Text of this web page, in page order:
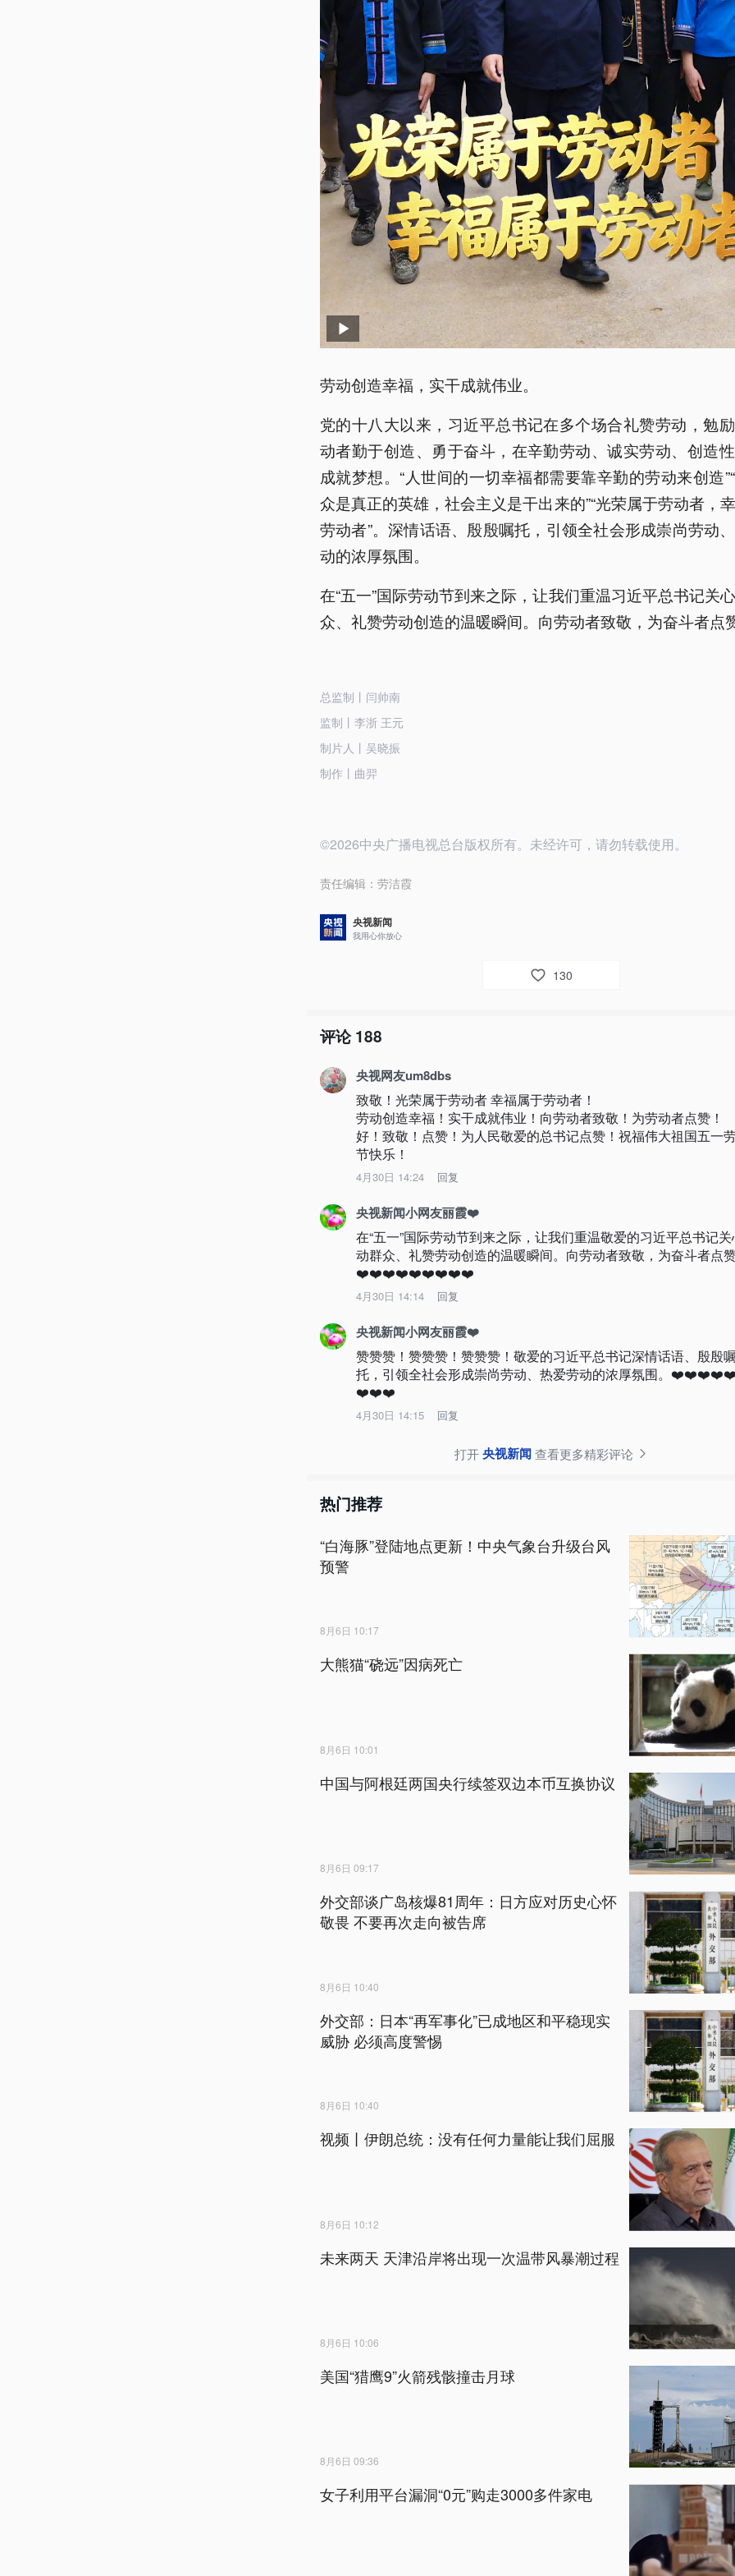
劳动创造幸福，实干成就伟业。
党的十八大以来，习近平总书记在多个场合礼赞劳动，勉
动者勤于创造、勇于奋斗，在辛勤劳动、诚实劳动、创造
成就梦想。“人世间的一切幸福都需要靠辛勤的劳动来创造
众是真正的英雄，社会主义是干出来的”“光荣属于劳动者，
劳动者”。深情话语、殷殷嘱托，引领全社会形成崇尚劳动
动的浓厚氛围。
在“五一”国际劳动节到来之际，让我们重温习近平总书记关
众、礼赞劳动创造的温暖瞬间。向劳动者致敬，为奋斗者点
总监制丨闫帅南
监制丨李浙 王元
制片人丨吴晓振
制作丨曲羿
©2026中央广播电视总台版权所有。未经许可，请勿转载使用。
责任编辑： 劳洁霞
央视新闻
我用心你放心
130
评论188
央视网友um8dbs
致敬！光荣属于劳动者 幸福属于劳动者！
劳动创造幸福！实干成就伟业！向劳动者致敬！为劳动者点赞！
好！致敬！点赞！为人民敬爱的总书记点赞！祝福伟大祖国五一
节快乐！
4月30日 14:24 回复
央视新闻小网友丽霞❤️
在“五一”国际劳动节到来之际，让我们重温敬爱的习近平总书记
动群众、礼赞劳动创造的温暖瞬间。向劳动者致敬，为奋斗者点
❤️❤️❤️❤️❤️❤️❤️❤️❤️
4月30日 14:14 回复
央视新闻小网友丽霞❤️
赞赞赞！赞赞赞！赞赞赞！敬爱的习近平总书记深情话语、殷殷
托，引领全社会形成崇尚劳动、热爱劳动的浓厚氛围。
❤️❤️❤️
4月30日 14:15 回复
打开央视新闻查看更多精彩评论
热门推荐
“白海豚”登陆地点更新！中央气象台升级台风
预警
8月6日 10:17
大熊猫“硗远”因病死亡
8月6日 10:01
中国与阿根廷两国央行续签双边本币互换协议
8月6日 09:17
外交部谈广岛核爆81周年：日方应对历史心怀
敬畏 不要再次走向被告席
8月6日 10:40
外交部：日本“再军事化”已成地区和平稳现实
威胁 必须高度警惕
8月6日 10:40
视频丨伊朗总统：没有任何力量能让我们屈服
8月6日 10:12
未来两天 天津沿岸将出现一次温带风暴潮过程
8月6日 10:06
美国“猎鹰9”火箭残骸撞击月球
8月6日 09:36
女子利用平台漏洞“0元”购走3000多件家电